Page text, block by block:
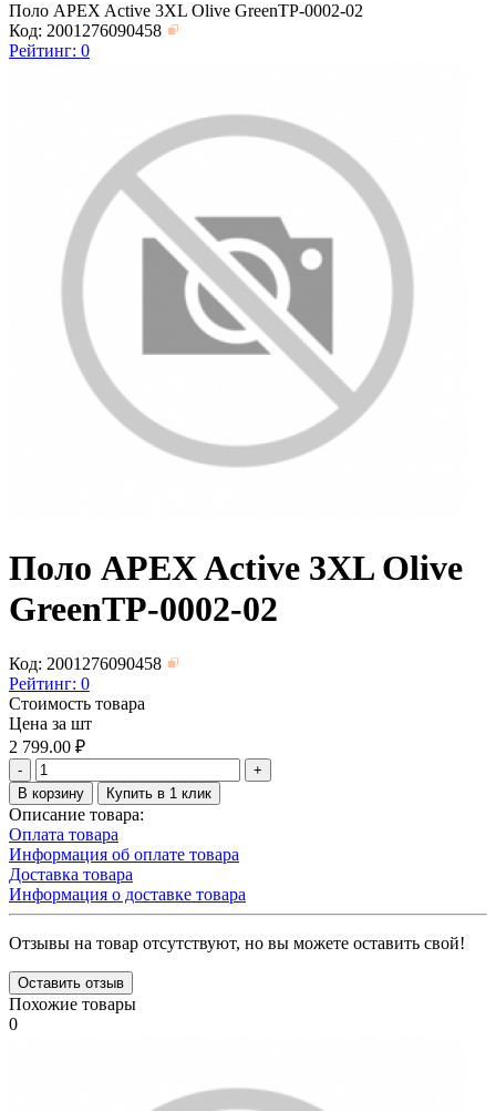
Поло APEX Active 3XL Olive GreenTP-0002-02
Код: 2001276090458
Рейтинг: 0
Поло APEX Active 3XL Olive
GreenTP-0002-02
Код: 2001276090458
Рейтинг: 0
Стоимость товара
Цена за шт
2 799.00 ₽
-
+
В корзину
Купить в 1 клик
Описание товара:
Оплата товара
Информация об оплате товара
Доставка товара
Информация о доставке товара
Отзывы на товар отсутствуют, но вы можете оставить свой!
Оставить отзыв
Похожие товары
0